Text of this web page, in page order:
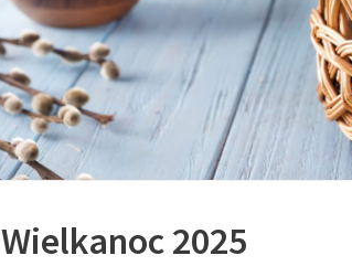
Wielkanoc 2025